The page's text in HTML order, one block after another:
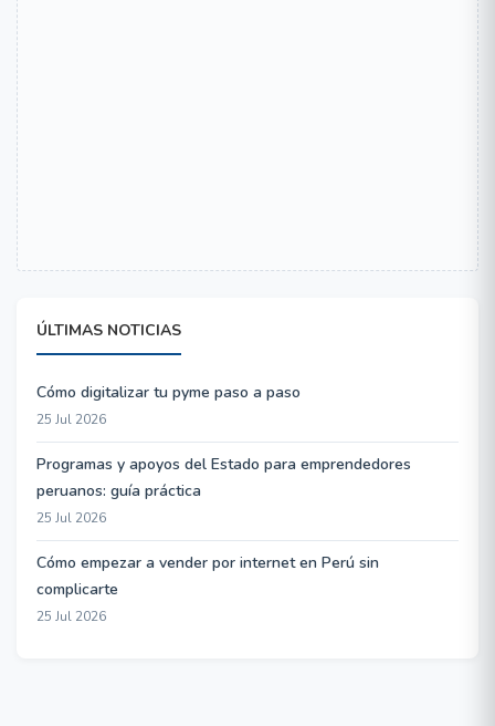
ÚLTIMAS NOTICIAS
Cómo digitalizar tu pyme paso a paso
25 Jul 2026
Programas y apoyos del Estado para emprendedores
peruanos: guía práctica
25 Jul 2026
Cómo empezar a vender por internet en Perú sin
complicarte
25 Jul 2026